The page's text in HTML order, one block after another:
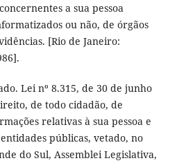
a sua pessoa
ou não, de órgãos
[Rio de Janeiro:
Lei nº 8.315, de 30 de junho
de todo cidadão, de
relativas à sua pessoa e
públicas, vetado, no
do Sul, Assemblei Legislativa,